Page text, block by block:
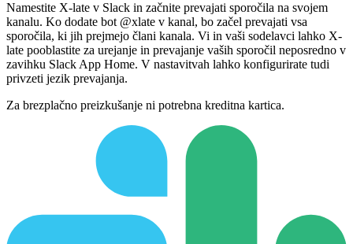
Namestite X-late v Slack in začnite prevajati sporočila na svojem
kanalu. Ko dodate bot @xlate v kanal, bo začel prevajati vsa
sporočila, ki jih prejmejo člani kanala. Vi in vaši sodelavci lahko X-
late pooblastite za urejanje in prevajanje vaših sporočil neposredno v
zavihku Slack App Home. V nastavitvah lahko konfigurirate tudi
privzeti jezik prevajanja.
Za brezplačno preizkušanje ni potrebna kreditna kartica.